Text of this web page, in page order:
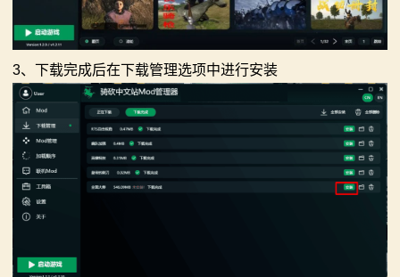
3、下载完成后在下载管理选项中进行安装